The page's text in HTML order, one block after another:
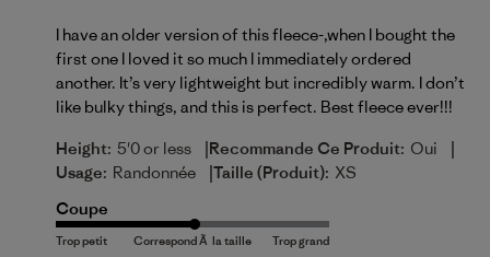
I have an older version of this fleece-,when I bought the
first one I loved it so much I immediately ordered
another. It’s very lightweight but incredibly warm. I don’t
like bulky things, and this is perfect. Best fleece ever!!!
Height: 5'0 or less |Recommande Ce Produit: Oui |
Usage: Randonnée |Taille (produit): XS
Coupe